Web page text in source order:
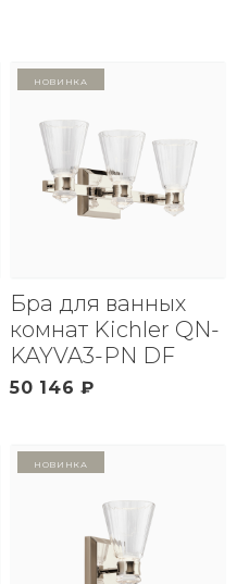
Новинка
Бра для ванных
комнат Kichler QN-
KAYVA3-PN DF
50 146 ₽
Новинка